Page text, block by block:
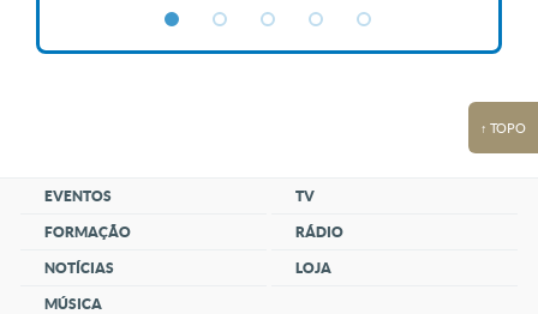
↑ TOPO
EVENTOS
FORMAÇÃO
NOTÍCIAS
MÚSICA
TV
RÁDIO
LOJA